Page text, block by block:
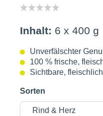
Inhalt: 6 x 400 g
Unverfälschter
100 % frische,
Sichtbare,
Sorten